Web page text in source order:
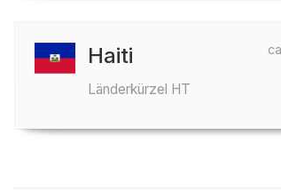
Haiti
Länderkürzel HT